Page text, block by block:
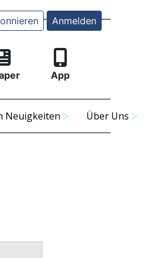
Anmelden
App
Neuigkeiten Über Uns